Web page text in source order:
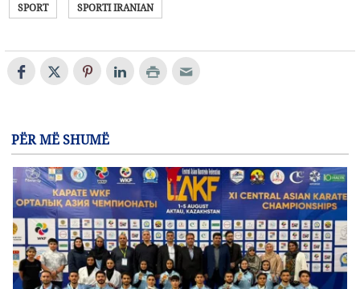
SPORT SPORTI IRANIAN
PËR MË SHUMË